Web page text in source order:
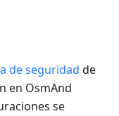
de seguridad de
en OsmAnd
se